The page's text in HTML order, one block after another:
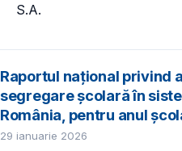
S.A.
Raportul național privind
segregare școlară în
România, pentru anul
29 ianuarie 2026